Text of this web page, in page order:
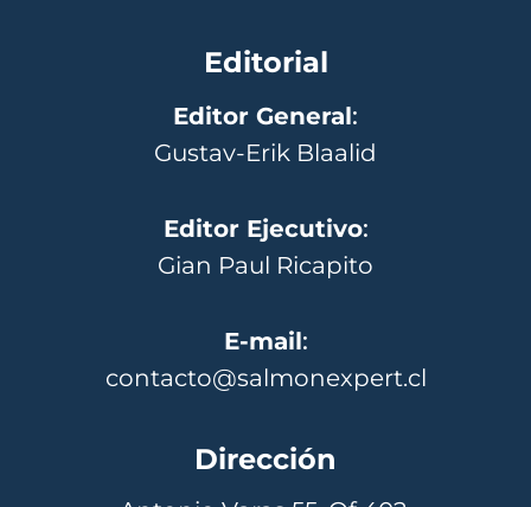
Editorial
Editor General:
Gustav-Erik Blaalid
Editor Ejecutivo:
Gian Paul Ricapito
E-mail:
contacto@salmonexpert.cl
Dirección